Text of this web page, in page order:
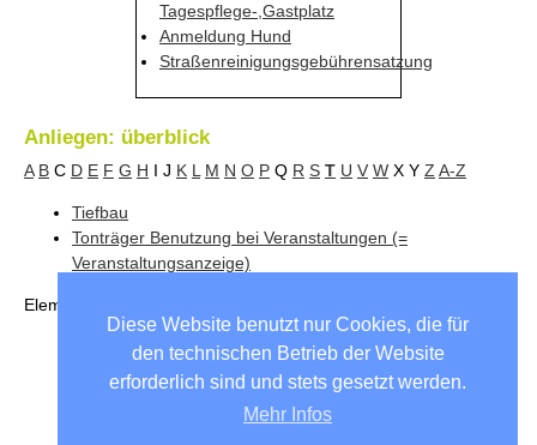
Diese Website benutzt nur Cookies, die für
den technischen Betrieb der Website
erforderlich sind und stets gesetzt werden.
Mehr Infos
Tagespflege-,Gastplatz
Anmeldung Hund
Straßenreinigungsgebührensatzung
Anliegen: überblick
A B C D E F G H I J K L M N O P Q R S T U V W X Y Z A-Z
Tiefbau
Tonträger Benutzung bei Veranstaltungen (=
Veranstaltungsanzeige)
Elemente
Unsere Partnergemeinden